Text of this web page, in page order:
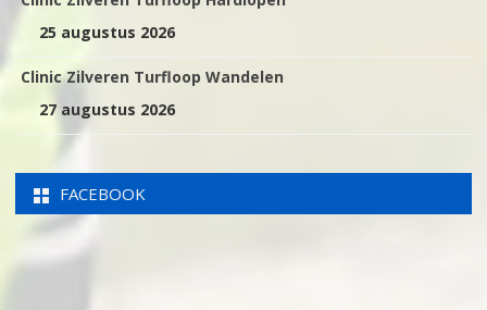
25 augustus 2026
Clinic Zilveren Turfloop Wandelen
27 augustus 2026
FACEBOOK